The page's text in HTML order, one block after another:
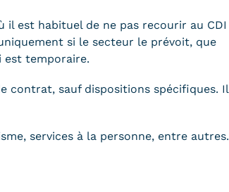
est habituel de ne pas recourir au CDI
si le secteur le prévoit, que
est temporaire.
contrat, sauf dispositions spécifiques. Il
services à la personne, entre autres.